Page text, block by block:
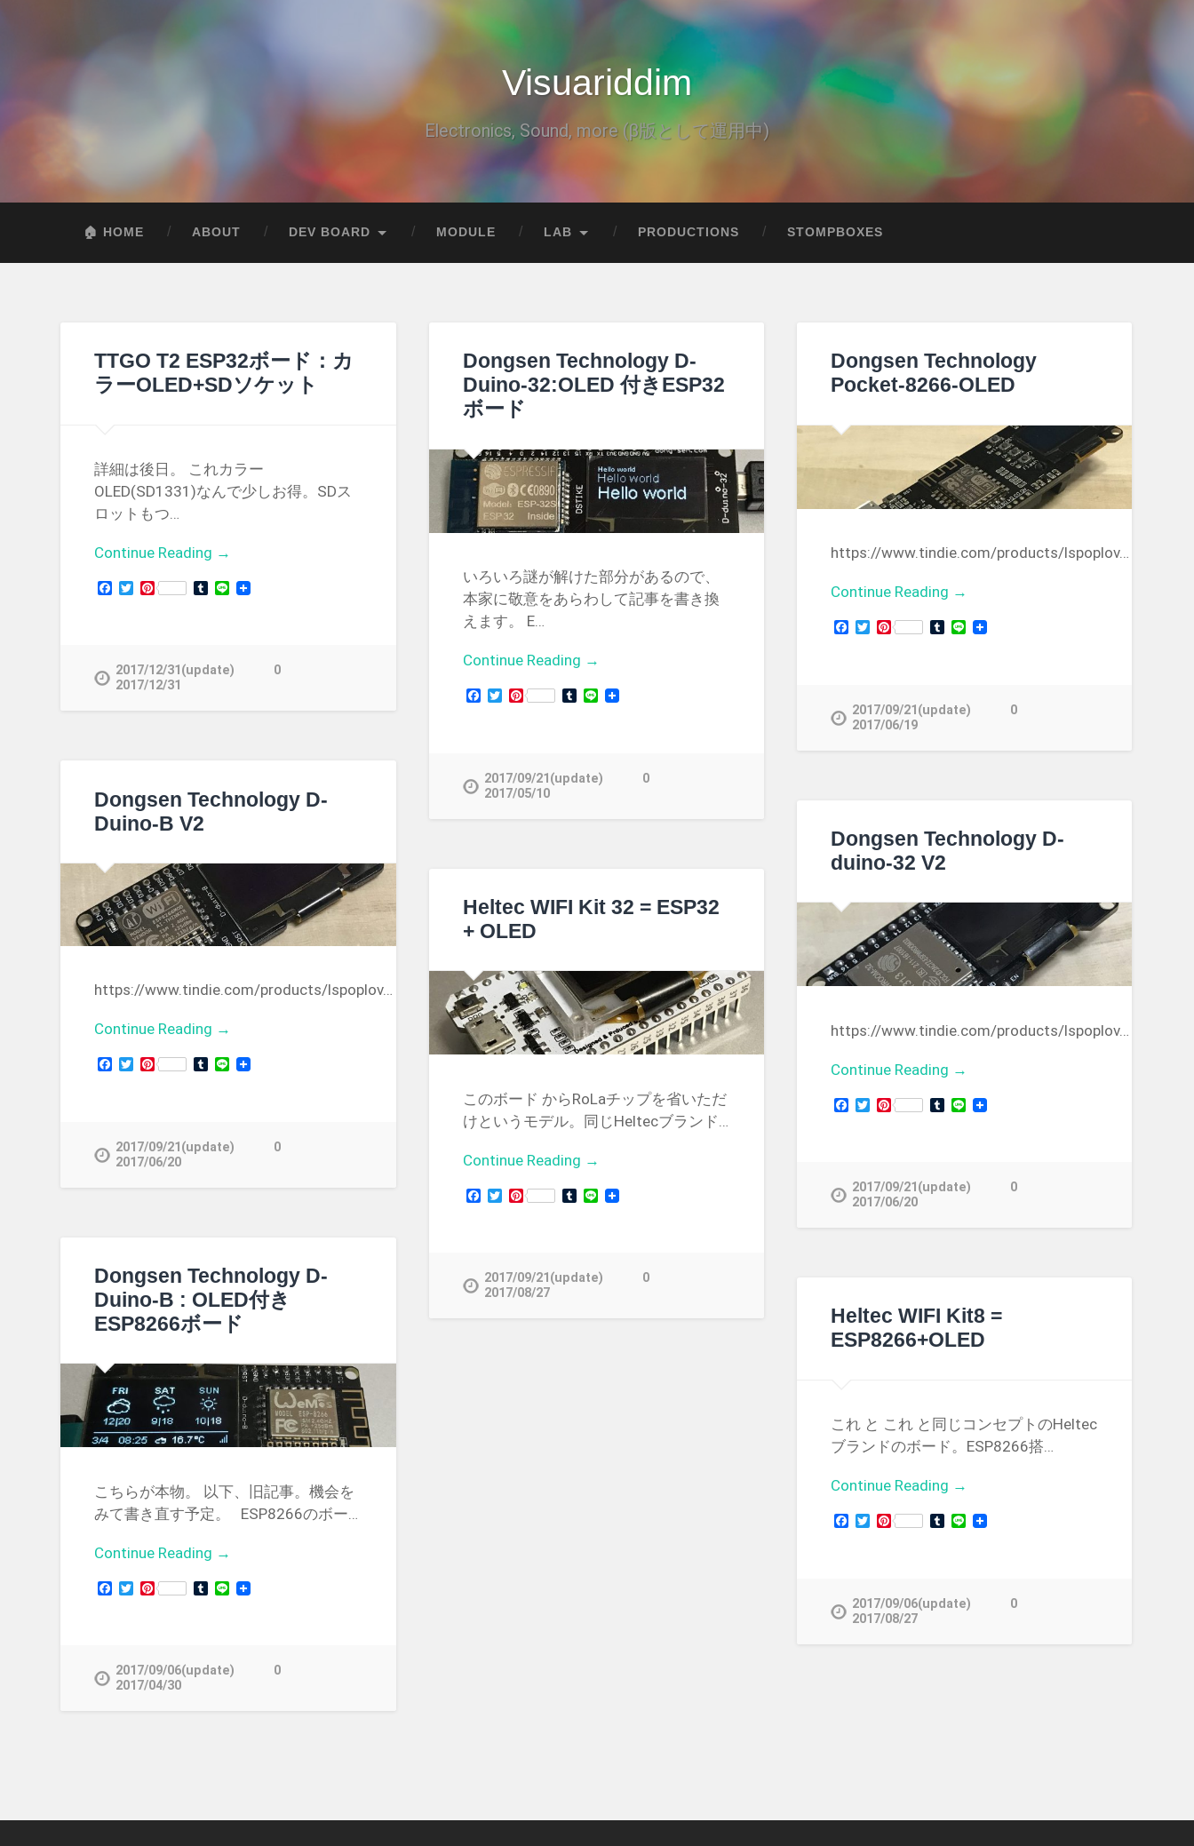
Visuariddim
Electronics, Sound, more (β版として運用中)
🏠 HOME ABOUT DEV BOARD MODULE LAB PRODUCTIONS STOMPBOXES
TTGO T2 ESP32ボード：カ
ラーOLED+SDソケット
詳細は後日。 これカラー
OLED(SD1331)なんで少しお得。SDス
ロットもつ…
Continue Reading →
Facebook
Twitter
Pinterest Tumblr
Line
2017/12/31(update)
2017/12/31
0
Dongsen Technology D-
Duino-32:OLED 付きESP32
ボード
いろいろ謎が解けた部分があるので、
本家に敬意をあらわして記事を書き換
えます。 E…
Continue Reading →
Facebook
Twitter
PinterestTumblr
Line
2017/09/21(update)
2017/05/10
0
Dongsen Technology
Pocket-8266-OLED
https://www.tindie.com/products/lspoplov…
Continue Reading →
Facebook
Twitter
PinterestTumblr
Line
2017/09/21(update)
2017/06/19
0
Dongsen Technology D-
Duino-B V2
https://www.tindie.com/products/lspoplov…
Continue Reading →
Facebook
Twitter
Pinterest Tumblr
Line
2017/09/21(update)
2017/06/20
0
Dongsen Technology D-
duino-32 V2
https://www.tindie.com/products/lspoplov…
Continue Reading →
Facebook
Twitter
PinterestTumblr
Line
2017/09/21(update)
2017/06/20
0
Heltec WIFI Kit 32 = ESP32
+ OLED
このボード からRoLaチップを省いただ
けというモデル。同じHeltecブランド…
Continue Reading →
Facebook
Twitter
PinterestTumblr
Line
2017/09/21(update)
2017/08/27
0
Dongsen Technology D-
Duino-B : OLED付き
ESP8266ボード
こちらが本物。 以下、旧記事。機会を
みて書き直す予定。 ESP8266のボー…
Continue Reading →
Facebook
Twitter
Pinterest Tumblr
Line
2017/09/06(update)
2017/04/30
0
Heltec WIFI Kit8 =
ESP8266+OLED
これ と これ と同じコンセプトのHeltec
ブランドのボード。ESP8266搭…
Continue Reading →
Facebook
Twitter
PinterestTumblr
Line
2017/09/06(update)
2017/08/27
0